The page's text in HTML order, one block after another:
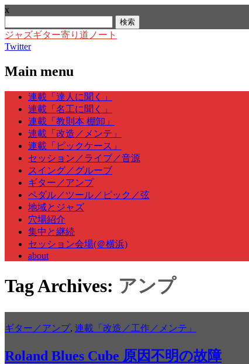
x
索:
ジャズギター寄り道ノート
Twitter
Main menu
Skip
content
連載「達人に聞く」
連載「名工に聞く」
連載「教則本 棚卸」
連載「改造／メンテ」
連載「ピックケース」
セッション／ライブ／音源
スイング／グルーブ
ギター／アンプ
ペダル／ツール／ピック／弦
地域とジャズ
穴場紹介
集中と継続
セッション会場(＠横浜)
about
Tag Archives: アンプ
ギター／アンプ, 連載「改造／工作／メンテ」
Roland Blues Cube 原因不明の故障